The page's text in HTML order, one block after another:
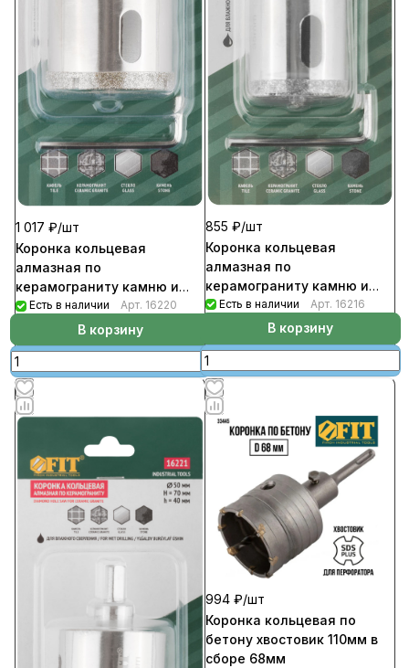
1 017 ₽/шт
Коронка кольцевая
алмазная по
керамограниту камню и
кафелю с центровочным
сверлом FIT диаметр 45мм
Есть в наличии Арт. 16220
В корзину
855 ₽/шт
Коронка кольцевая
алмазная по
керамограниту камню и
кафелю с центровочным
сверлом FIT диаметр 35мм
Есть в наличии Арт. 16216
В корзину
994 ₽/шт
Коронка кольцевая по
бетону хвостовик 110мм в
сборе 68мм